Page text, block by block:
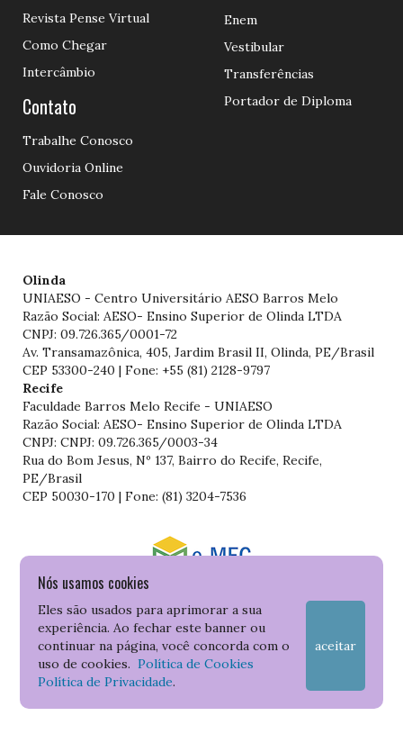
Nós usamos cookies
Eles são usados para aprimorar a sua
experiência. Ao fechar este banner ou
continuar na página, você concorda com o
uso de cookies.Política de Cookies
Política de Privacidade.
aceitar
Revista Pense Virtual
Como Chegar
Intercâmbio
Contato
Trabalhe Conosco
Ouvidoria Online
Fale Conosco
Enem
Vestibular
Transferências
Portador de Diploma
Olinda
UNIAESO - Centro Universitário AESO Barros Melo
Razão Social: AESO- Ensino Superior de Olinda LTDA
CNPJ: 09.726.365/0001-72
Av. Transamazônica, 405, Jardim Brasil II, Olinda, PE/Brasil
CEP 53300-240 | Fone: +55 (81) 2128-9797
Recife
Faculdade Barros Melo Recife - UNIAESO
Razão Social: AESO- Ensino Superior de Olinda LTDA
CNPJ: CNPJ: 09.726.365/0003-34
Rua do Bom Jesus, Nº 137, Bairro do Recife, Recife,
PE/Brasil
CEP 50030-170 | Fone: (81) 3204-7536
Consulte o cadastro da Instituição no Sistema do e-MEC